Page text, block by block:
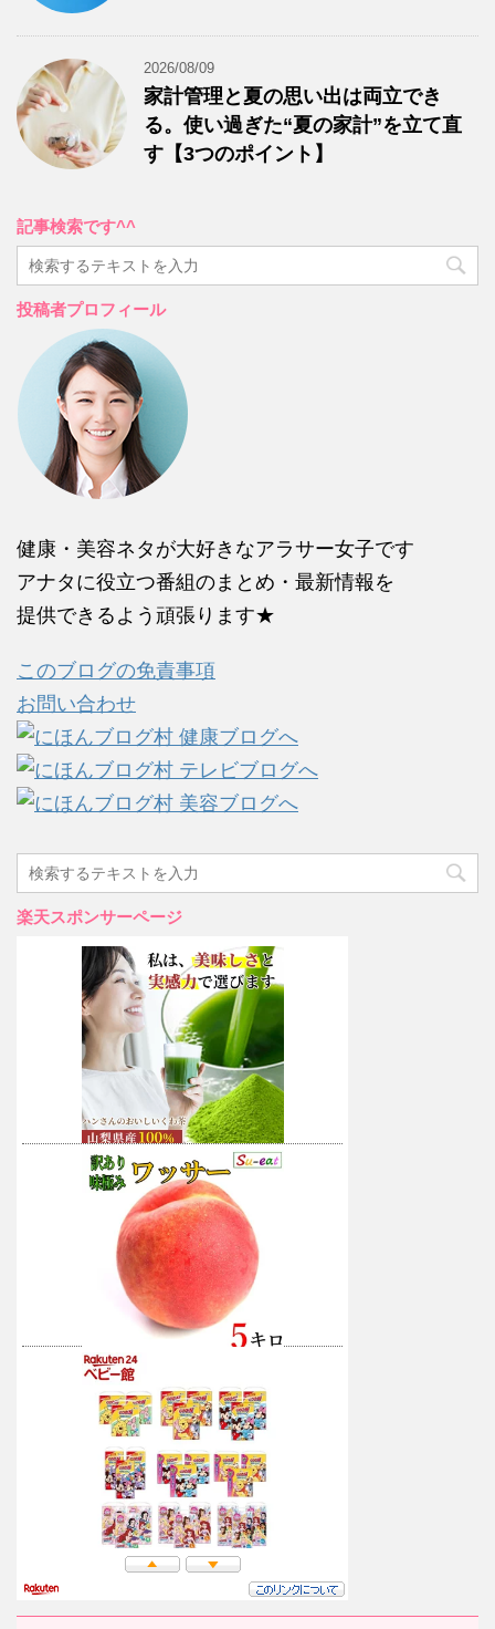
2026/08/09
家計管理と夏の思い出は両立でき
る。使い過ぎた“夏の家計”を立て直
す【3つのポイント】
記事検索です^^
投稿者プロフィール
健康・美容ネタが大好きなアラサー女子です
アナタに役立つ番組のまとめ・最新情報を
提供できるよう頑張ります★
このブログの免責事項
お問い合わせ
楽天スポンサーページ